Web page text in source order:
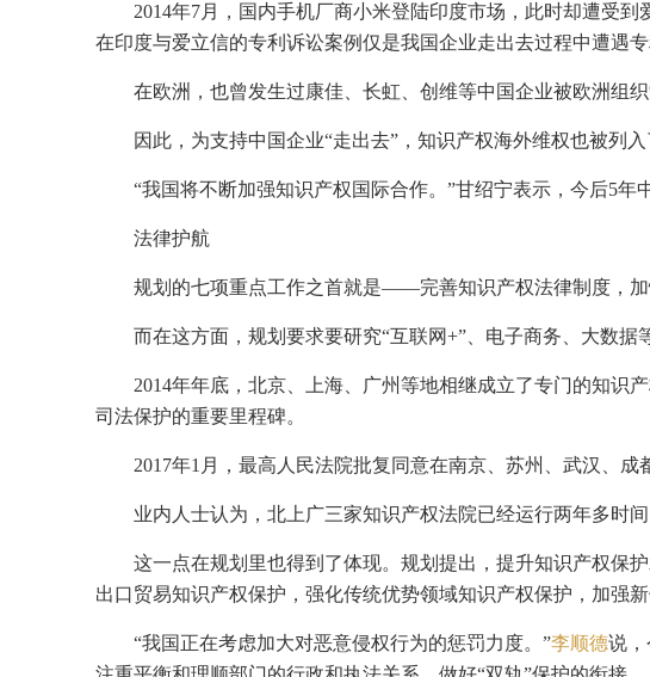
2014年7月，国内手机厂商小米登陆印度市场，此时却遭受
在印度与爱立信的专利诉讼案例仅是我国企业走出去过程中遭遇专
在欧洲，也曾发生过康佳、长虹、创维等中国企业被欧洲组
因此，为支持中国企业“走出去”，知识产权海外维权也被列入
“我国将不断加强知识产权国际合作。”甘绍宁表示，今后5年
法律护航
规划的七项重点工作之首就是——完善知识产权法律制度，
而在这方面，规划要求要研究“互联网+”、电子商务、大数据
2014年年底，北京、上海、广州等地相继成立了专门的知识
司法保护的重要里程碑。
2017年1月，最高人民法院批复同意在南京、苏州、武汉、
业内人士认为，北上广三家知识产权法院已经运行两年多时
这一点在规划里也得到了体现。规划提出，提升知识产权保
出口贸易知识产权保护，强化传统优势领域知识产权保护，加强
“我国正在考虑加大对恶意侵权行为的惩罚力度。”李顺德说，